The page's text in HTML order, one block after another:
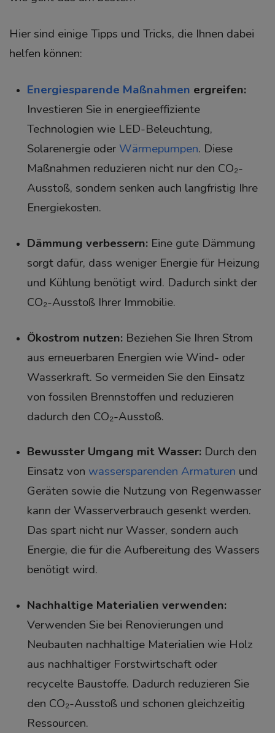
Hier sind einige Tipps und Tricks, die Ihnen dabei
helfen können:
Energiesparende Maßnahmen ergreifen:
Investieren Sie in energieeffiziente
Technologien wie LED-Beleuchtung,
Solarenergie oder Wärmepumpen. Diese
Maßnahmen reduzieren nicht nur den CO₂-
Ausstoß, sondern senken auch langfristig Ihre
Energiekosten.
Dämmung verbessern:Eine gute Dämmung
sorgt dafür, dass weniger Energie für Heizung
und Kühlung benötigt wird. Dadurch sinkt der
CO₂-Ausstoß Ihrer Immobilie.
Ökostrom nutzen:Beziehen Sie Ihren Strom
aus erneuerbaren Energien wie Wind- oder
Wasserkraft. So vermeiden Sie den Einsatz
von fossilen Brennstoffen und reduzieren
dadurch den CO₂-Ausstoß.
Bewusster Umgang mit Wasser:Durch den
Einsatz von wassersparenden Armaturen und
Geräten sowie die Nutzung von Regenwasser
kann der Wasserverbrauch gesenkt werden.
Das spart nicht nur Wasser, sondern auch
Energie, die für die Aufbereitung des Wassers
benötigt wird.
Nachhaltige Materialien verwenden:
Verwenden Sie bei Renovierungen und
Neubauten nachhaltige Materialien wie Holz
aus nachhaltiger Forstwirtschaft oder
recycelte Baustoffe. Dadurch reduzieren Sie
den CO₂-Ausstoß und schonen gleichzeitig
Ressourcen.